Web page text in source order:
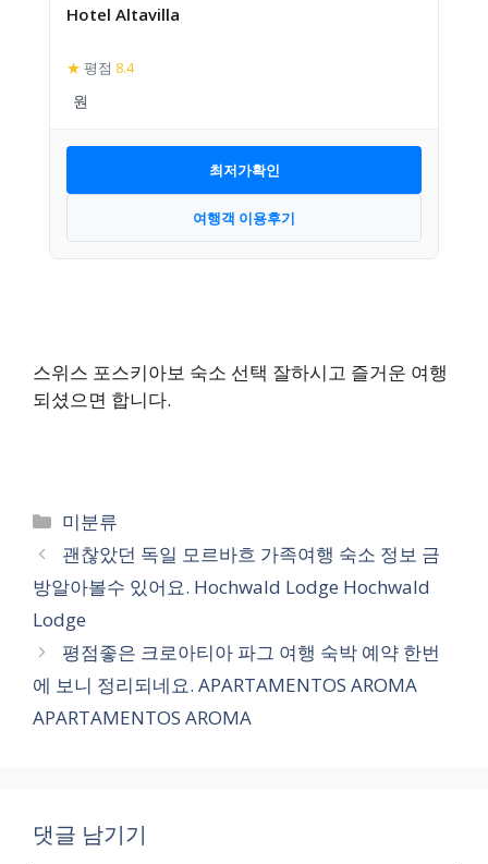
Hotel Altavilla
★ 평점 8.4
최저가확인
여행객 이용후기
스위스 포스키아보 숙소 선택 잘하시고 즐거운 여행
되셨으면 합니다.
카
테
고
리
미분류
괜찮았던 독일 모르바흐 가족여행 숙소 정보 금
방알아볼수 있어요. Hochwald Lodge Hochwald
Lodge
평점좋은 크로아티아 파그 여행 숙박 예약 한번
에 보니 정리되네요. APARTAMENTOS AROMA
APARTAMENTOS AROMA
댓글 남기기